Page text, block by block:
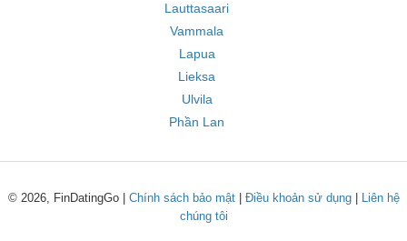
Lauttasaari
Vammala
Lapua
Lieksa
Ulvila
Phần Lan
© 2026, FinDatingGo | Chính sách bảo mật| Điều khoản sử dụng|
Liên hệ
chúng tôi